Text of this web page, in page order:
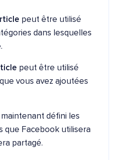
peut être utilisé
dans lesquelles
peut être utilisé
vous avez ajoutées
défini les
que Facebook utilisera
partagé.